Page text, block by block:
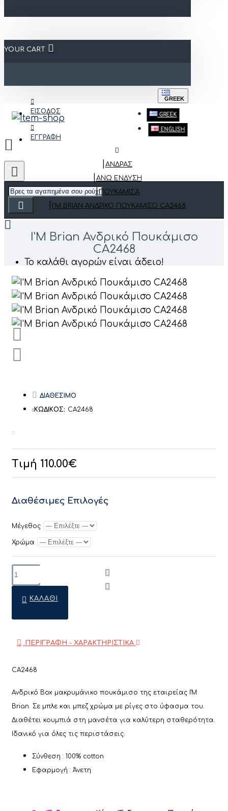
YOUR CART
ΕΙΣΟΔΟΣ
ΕΓΓΡΑΦΗ
GREEK
GREEK
ENGLISH
Το καλάθι αγορών είναι άδειο!
ΑΝΔΡΑΣ
ΆΝΩ ΈΝΔΥΣΗ
ΠΟΥΚΆΜΙΣΑ
I'M BRIAN ΑΝΔΡΙΚΌ ΠΟΥΚΆΜΙΣΟ CA2468
I'M Brian Ανδρικό Πουκάμισο
CA2468
Τιμή 110.00€
ΔΙΑΘΕΣΙΜΟ
ΚΩΔΙΚΟΣ: CA2468
Διαθέσιμες Επιλογές
Μέγεθος
Χρώμα
ΚΑΛΆΘΙ
ΠΕΡΙΓΡΑΦΗ - ΧΑΡΑΚΤΗΡΙΣΤΙΚΑ
CA2468
Ανδρικό Box μακρυμάνικο πουκάμισο της εταιρείας I'M
Brian. Σε μπλε και μπεζ χρώμα με ρίγες στο ύφασμα του.
Διαθέτει κουμπιά στη μανσέτα για καλύτερη σταθερότητα.
Ιδανικό για όλες τις περιστάσεις.
Σύνθεση : 100% cotton
Εφαρμογή : Άνετη